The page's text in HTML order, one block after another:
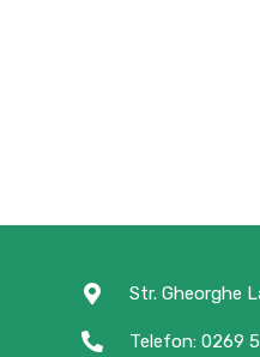
Str. Gheorghe
Telefon: 0269